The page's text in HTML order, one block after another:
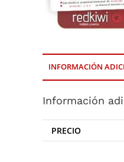
INFORMACIÓN
Información
PRECIO